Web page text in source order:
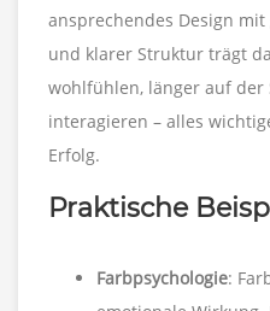
ansprechendes Design
und klarer Struktur trägt
wohlfühlen, länger auf
interagieren – alles
Erfolg.
Praktische
Farbpsychologie: